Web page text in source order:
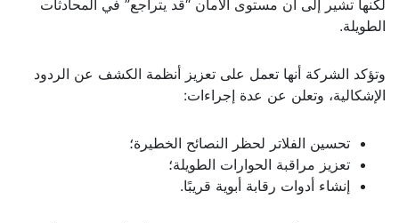
لكنها تشير إلى أن مستوى الأمان “قد يتراجع” في المحادثات
الطويلة.
وتؤكد الشركة أنها تعمل على تعزيز أنظمة الكشف عن الردود
الإشكالية، وتعلن عن عدة إجراءات:
تحسين الفلاتر لحظر النصائح الخطيرة؛
تعزيز مراقبة الحوارات الطويلة؛
إنشاء أدوات رقابة أبوية قريبًا.